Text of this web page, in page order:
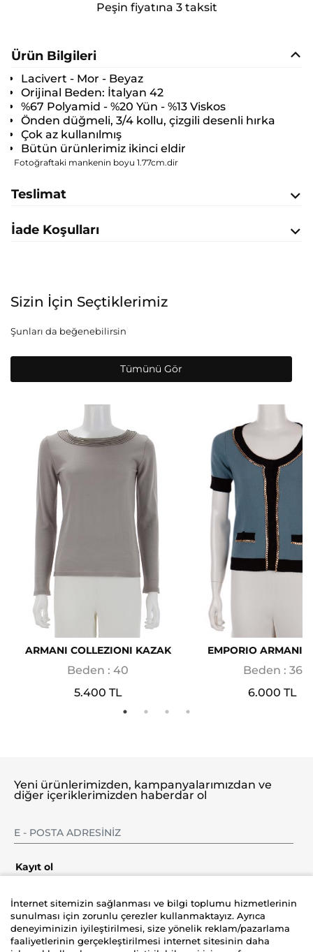
Peşin fiyatına 3 taksit
Ürün Bilgileri
Lacivert - Mor - Beyaz
Orijinal Beden: İtalyan 42
%67 Polyamid - %20 Yün - %13 Viskos
Önden düğmeli, 3/4 kollu, çizgili desenli hırka
Çok az kullanılmış
Bütün ürünlerimiz ikinci eldir
Fotoğraftaki mankenin boyu 1.77cm.dir
Teslimat
İade Koşulları
Sizin İçin Seçtiklerimiz
Şunları da beğenebilirsin
Tümünü Gör
ARMANI COLLEZIONI KAZAK
Beden : 40
5.400 TL
EMPORIO ARMANI
Beden : 36
6.000 TL
Şirket
Yeni ürünlerimizden, kampanyalarımızdan ve
diğer içeriklerimizden haberdar ol
Kayıt ol
İnternet sitemizin sağlanması ve bilgi toplumu hizmetlerinin
sunulması için zorunlu çerezler kullanmaktayız. Ayrıca
deneyiminizin iyileştirilmesi, size yönelik reklam/pazarlama
faaliyetlerinin gerçekleştirilmesi internet sitesinin daha